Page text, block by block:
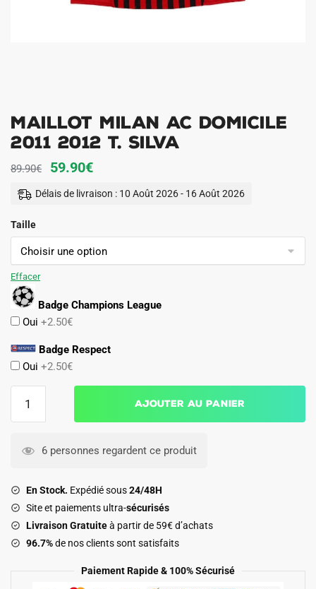
Maillot Milan AC Domicile
2011 2012 T. Silva
89.90€
Le
prix
89.90€.
59.90€Le
prix
59.90€.
Délais de livraison : 10 Août 2026 - 16 Août 2026
Taille
Effacer
Badge Champions League
Oui +2.50€
Badge Respect
Oui +2.50€
Milan
2011
2012
T.
Silva
Ajouter au panier
6 personnes regardent ce produit
En Stock. Expédié sous24/48H
Site et paiements ultra-sécurisés
Livraison Gratuiteà partir de 59€ d’achats
96.7%de nos clients sont satisfaits
Paiement Rapide & 100% Sécurisé